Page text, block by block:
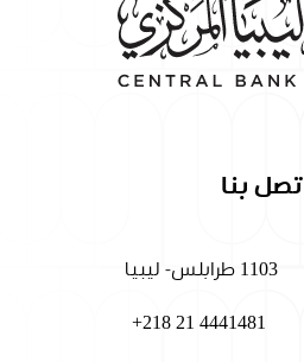
اتصل بنا
1103 طرابلس- ليبيا
+218 21 4441481